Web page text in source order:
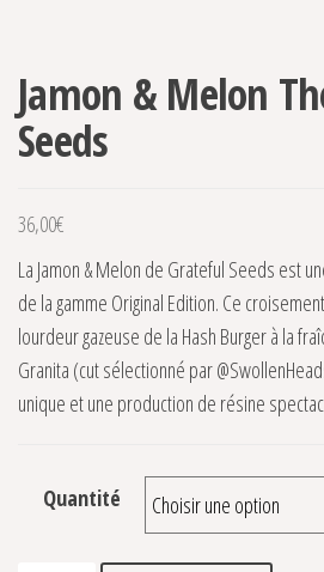
Jamon & Melon
Seeds
36,00€
La Jamon & Melon de Grateful Seeds est
de la gamme Original Edition. Ce
lourdeur gazeuse de la Hash Burger à la
Granita (cut sélectionné par
unique et une production de résine
Quantité